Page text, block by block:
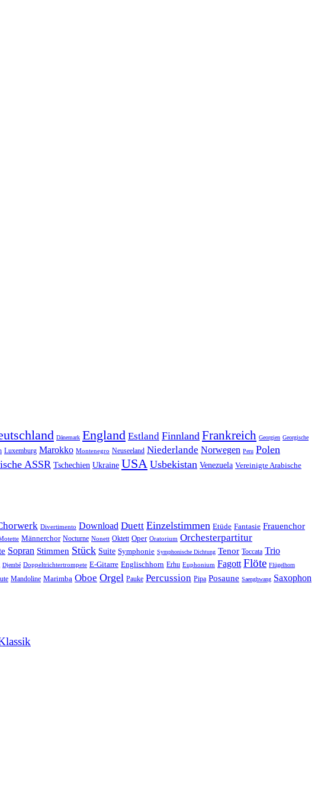
Dänemark England Estland Finnland Frankreich Georgien Georgische
Luxemburg Marokko Montenegro Neuseeland Niederlande Norwegen Peru Polen
ASSR Tschechien Ukraine USA Usbekistan Venezuela Vereinigte Arabische
Divertimento Download Duett Einzelstimmen Etüde Fantasie Frauenchor
Männerchor Nocturne Nonett Oktett Oper Oratorium Orchesterpartitur
Sopran Stimmen Stück Suite Symphonie Symphonische Dichtung Tenor Toccata Trio
Djembé Doppeltrichtertrompete E-Gitarre Englischhorn Erhu Euphonium Fagott Flöte Flügelhorn
Mandoline Marimba Oboe Orgel Pauke Percussion Pipa Posaune Saenghwang Saxophon